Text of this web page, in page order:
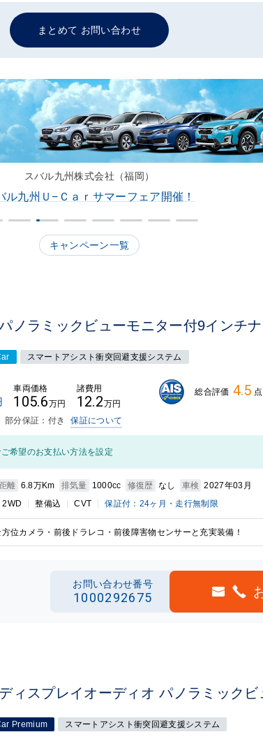
まとめて お問い合わせ
スバル九州株式会社（福岡）
ル九州Ｕ−Ｃａｒサマーフェア開催！
キャンペーン一覧
ノラミックビューモニター付9インチ
スマートアシスト衝突回避支援システム
車両価格
105.6万円
諸費用
12.2万円
総合評価 4.5 点
部分保証：付き 保証について
希望のお支払い方法を設定
離 6.8万Km 排気量 1000cc 修復歴 なし 車検 2027年03月
2WD 整備込 CVT 保証付：24ヶ月・走行無制限
位カメラ・前後ドラレコ・前後障害物センサーと充実装備！
お問い合わせ番号
1000292675
ィスプレイオーディオ パノラミックビ
Premium スマートアシスト衝突回避支援システム